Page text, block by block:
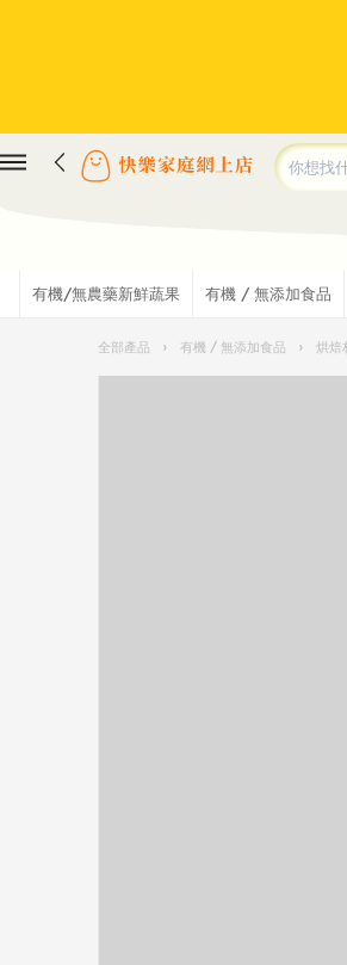
有機/無農藥新鮮蔬果 有機 / 無添加食品
全部產品 › 有機 / 無添加食品 › 烘焙